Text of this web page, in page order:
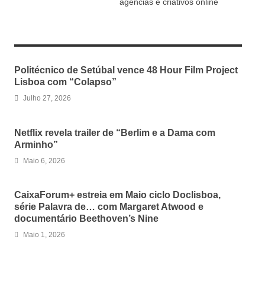
Politécnico de Setúbal vence 48 Hour Film Project
Lisboa com “Colapso”
Julho 27, 2026
Netflix revela trailer de “Berlim e a Dama com
Arminho”
Maio 6, 2026
CaixaForum+ estreia em Maio ciclo Doclisboa,
série Palavra de… com Margaret Atwood e
documentário Beethoven’s Nine
Maio 1, 2026